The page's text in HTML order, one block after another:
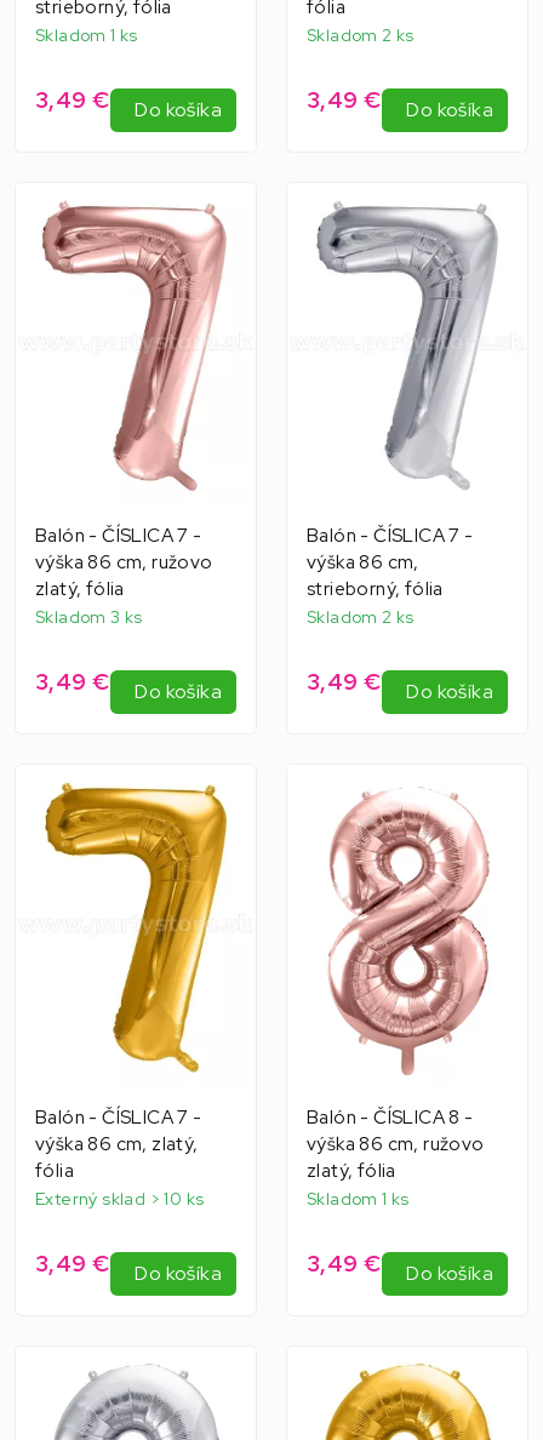
strieborný, fólia
Skladom 1 ks
3,49 € Do košíka
fólia
Skladom 2 ks
3,49 € Do košíka
Balón - ČÍSLICA 7 -
výška 86 cm, ružovo
zlatý, fólia
Skladom 3 ks
3,49 € Do košíka
Balón - ČÍSLICA 7 -
výška 86 cm,
strieborný, fólia
Skladom 2 ks
3,49 € Do košíka
Balón - ČÍSLICA 7 -
výška 86 cm, zlatý,
fólia
Externý sklad > 10 ks
3,49 € Do košíka
Balón - ČÍSLICA 8 -
výška 86 cm, ružovo
zlatý, fólia
Skladom 1 ks
3,49 € Do košíka